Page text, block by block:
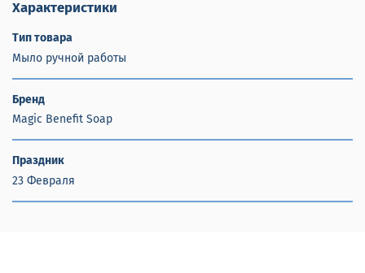
Характеристики
Тип товара
Мыло ручной работы
Бренд
Magic Benefit Soap
Праздник
23 Февраля